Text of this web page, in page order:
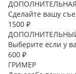
Сделайте вашу
1500 ₽
Выберите если у
600 ₽
ГРИМЕР